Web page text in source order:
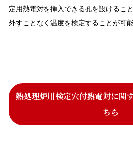
定用熱電対を挿入できる孔を設けるこ
外すことなく温度を検定することが可能
熱処理炉用検定穴付熱電対に関
ちら